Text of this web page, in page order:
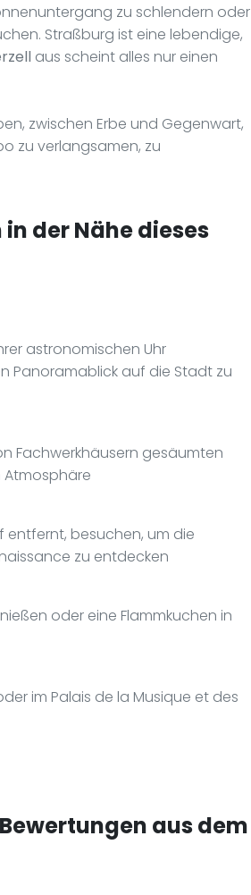
zu schlendern oder
Straßburg ist eine lebendige,
aus scheint alles nur einen
zwischen Erbe und Gegenwart,
zu verlangsamen, zu
der Nähe dieses
astronomischen Uhr
Panoramablick auf die Stadt zu
Fachwerkhäusern gesäumten
Atmosphäre
entfernt, besuchen, um die
zu entdecken
oder eine Flammkuchen in
im Palais de la Musique et des
aus dem